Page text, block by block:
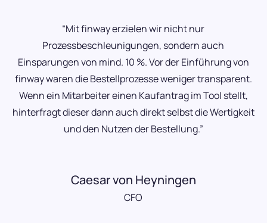
“Mit finway erzielen wir nicht nur
Prozessbeschleunigungen, sondern auch
Einsparungen von mind. 10 %. Vor der Einführung von
finway waren die Bestellprozesse weniger transparent.
Wenn ein Mitarbeiter einen Kaufantrag im Tool stellt,
hinterfragt dieser dann auch direkt selbst die Wertigkeit
und den Nutzen der Bestellung.”
Caesar von Heyningen
CFO